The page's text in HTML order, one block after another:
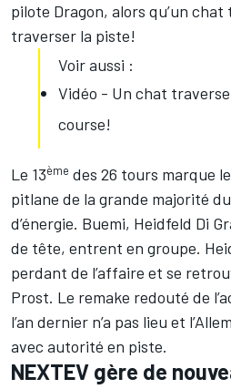
pilote Dragon, alors qu’un
traverser la piste!
Voir aussi :
Vidéo - Un chat
course!
Le 13ème des 26 tours marque
pitlane de la grande majorité
d’énergie. Buemi, Heidfeld Di
de tête, entrent en groupe.
perdant de l’affaire et se
Prost. Le remake redouté de
l’an dernier n’a pas lieu et
avec autorité en piste.
NEXTEV gère de